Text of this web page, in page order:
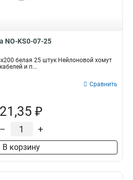
NO-KS0-07-25
белая 25 штук Нейлоновой хомут
и п...
Сравнить
21,35 ₽
– +
В корзину